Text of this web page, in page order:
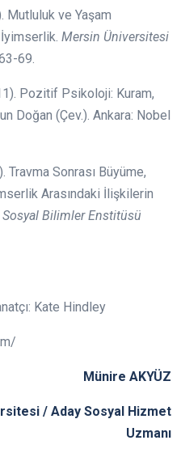
Mutluluk ve Yaşam
İyimserlik. Mersin Üniversitesi
69.
Pozitif Psikoloji: Kuram,
Doğan (Çev.). Ankara: Nobel
Travma Sonrası Büyüme,
Arasındaki İlişkilerin
Bilimler Enstitüsü
Kate Hindley
Münire AKYÜZ
/ Aday Sosyal Hizmet
Uzmanı